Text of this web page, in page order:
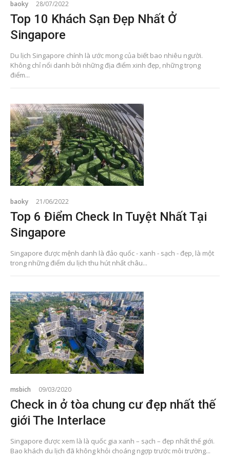
baoky 28/07/2022
Top 10 Khách Sạn Đẹp Nhất Ở
Singapore
Du lịch Singapore chính là ước mong của biết bao nhiêu người.
Không chỉ nổi danh bởi những địa điểm xinh đẹp, những trọng
điểm...
baoky 21/06/2022
Top 6 Điểm Check In Tuyệt Nhất Tại
Singapore
Singapore được mệnh danh là đảo quốc - xanh - sạch - đẹp, là một
trong những điểm du lịch thu hút nhất châu...
msbich 09/03/2020
Check in ở tòa chung cư đẹp nhất thế
giới The Interlace
Singapore được xem là là quốc gia xanh – sạch – đẹp nhất thế giới.
Bao khách du lịch đã không khỏi choáng ngợp trước môi trường...